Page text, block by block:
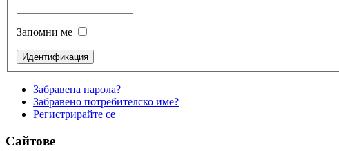
Запомни ме
Забравена парола?
Забравено потребителско име?
Регистрирайте се
Сайтове